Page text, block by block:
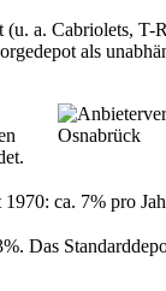
a. Cabriolets, T-
als
ca. 7% pro
Das